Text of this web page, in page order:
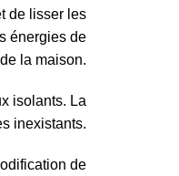
de lisser les
énergies de
la maison.
isolants. La
inexistants.
de